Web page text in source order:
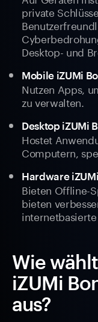
private
Desktop- und
Mobile iZUMi
Nutzen Apps,
zu verwalten.
Desktop iZUMi
Hostet
Computern,
Hardware
Bieten Offline-
bieten
Wie
iZUMi
aus?